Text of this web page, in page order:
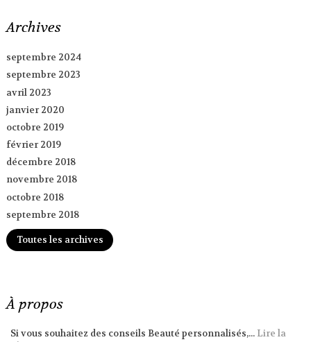
Archives
septembre 2024
septembre 2023
avril 2023
janvier 2020
octobre 2019
février 2019
décembre 2018
novembre 2018
octobre 2018
septembre 2018
Toutes les archives
À propos
Si vous souhaitez des conseils Beauté personnalisés,... Lire la